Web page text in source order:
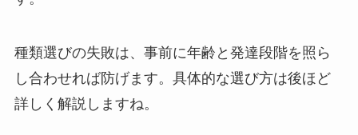
種類選びの失敗は、事前に年齢と発達段階を照ら
し合わせれば防げます。具体的な選び方は後ほど
詳しく解説しますね。